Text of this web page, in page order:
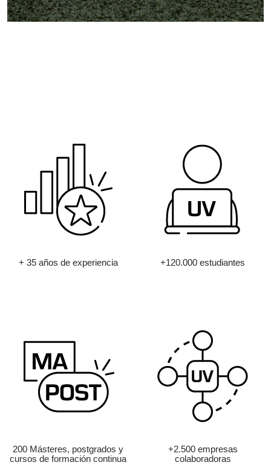
+ 35 años de experiencia +120.000 estudiantes
200 Másteres, postgrados y
cursos de formación continua
+2.500 empresas
colaboradoras